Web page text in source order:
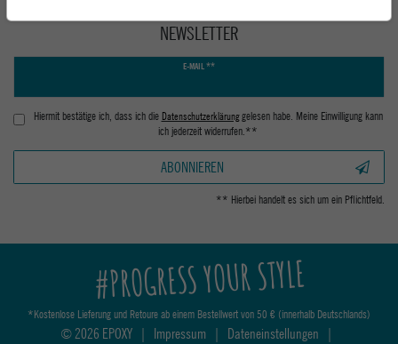
NEWSLETTER
E-MAIL **
Hiermit bestätige ich, dass ich die Daten­schutz­erklärunggelesen habe. Meine Einwilligung kann
ich jederzeit widerrufen.**
ABONNIEREN
** Hierbei handelt es sich um ein Pflichtfeld.
#PROGRESS YOUR STYLE
*Kostenlose Lieferung und Retoure ab einem Bestellwert von 50 € (innerhalb Deutschlands)
© 2026 EPOXY | Impressum | Dateneinstellungen |